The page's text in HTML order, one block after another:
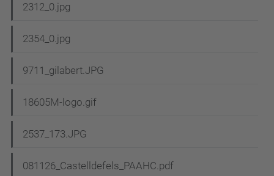
2312_0.jpg
2354_0.jpg
9711_gilabert.JPG
18605M-logo.gif
2537_173.JPG
081126_Castelldefels_PAAHC.pdf